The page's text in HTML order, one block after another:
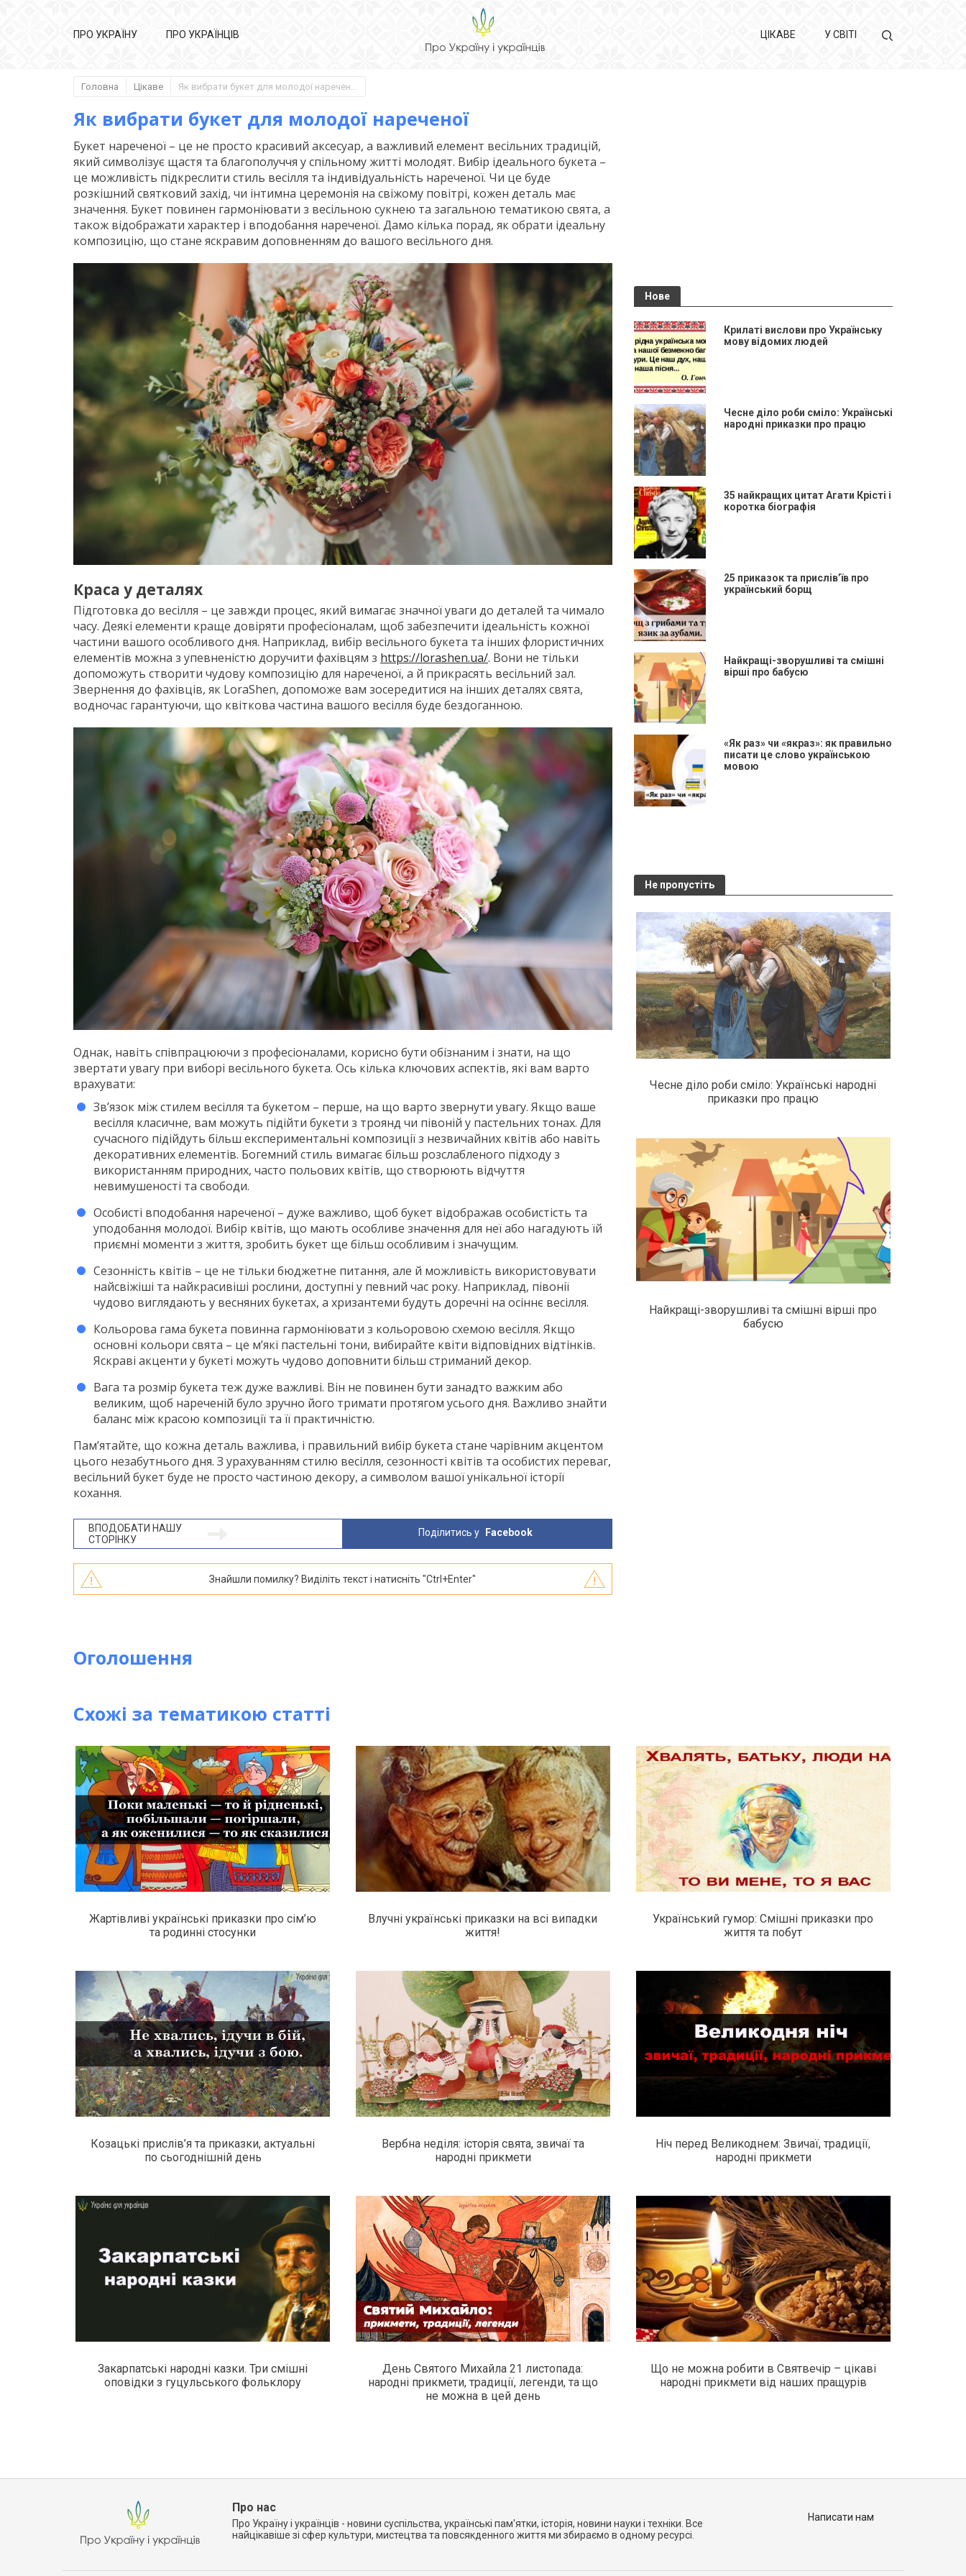
ПРО УКРАЇНУ ПРО УКРАЇНЦІВ ЦІКАВЕ У СВІТІ
Головна Цікаве Як вибрати букет для молодої нареченої
Як вибрати букет для молодої нареченої
Букет нареченої – це не просто красивий аксесуар, а важливий елемент весільних традицій,
який символізує щастя та благополуччя у спільному житті молодят. Вибір ідеального букета –
це можливість підкреслити стиль весілля та індивідуальність нареченої. Чи це буде
розкішний святковий захід, чи інтимна церемонія на свіжому повітрі, кожен деталь має
значення. Букет повинен гармоніювати з весільною сукнею та загальною тематикою свята, а
також відображати характер і вподобання нареченої. Дамо кілька порад, як обрати ідеальну
композицію, що стане яскравим доповненням до вашого весільного дня.
Краса у деталях
Підготовка до весілля – це завжди процес, який вимагає значної уваги до деталей та чимало
часу. Деякі елементи краще довіряти професіоналам, щоб забезпечити ідеальність кожної
частини вашого особливого дня. Наприклад, вибір весільного букета та інших флористичних
елементів можна з упевненістю доручити фахівцям з https://lorashen.ua/. Вони не тільки
допоможуть створити чудову композицію для нареченої, а й прикрасять весільний зал.
Звернення до фахівців, як LoraShen, допоможе вам зосередитися на інших деталях свята,
водночас гарантуючи, що квіткова частина вашого весілля буде бездоганною.
Однак, навіть співпрацюючи з професіоналами, корисно бути обізнаним і знати, на що
звертати увагу при виборі весільного букета. Ось кілька ключових аспектів, які вам варто
врахувати:
Зв’язок між стилем весілля та букетом – перше, на що варто звернути увагу. Якщо ваше
весілля класичне, вам можуть підійти букети з троянд чи півоній у пастельних тонах. Для
сучасного підійдуть більш експериментальні композиції з незвичайних квітів або навіть
декоративних елементів. Богемний стиль вимагає більш розслабленого підходу з
використанням природних, часто польових квітів, що створюють відчуття
невимушеності та свободи.
Особисті вподобання нареченої – дуже важливо, щоб букет відображав особистість та
уподобання молодої. Вибір квітів, що мають особливе значення для неї або нагадують їй
приємні моменти з життя, зробить букет ще більш особливим і значущим.
Сезонність квітів – це не тільки бюджетне питання, але й можливість використовувати
найсвіжіші та найкрасивіші рослини, доступні у певний час року. Наприклад, півонії
чудово виглядають у весняних букетах, а хризантеми будуть доречні на осіннє весілля.
Кольорова гама букета повинна гармоніювати з кольоровою схемою весілля. Якщо
основні кольори свята – це м’які пастельні тони, вибирайте квіти відповідних відтінків.
Яскраві акценти у букеті можуть чудово доповнити більш стриманий декор.
Вага та розмір букета теж дуже важливі. Він не повинен бути занадто важким або
великим, щоб нареченій було зручно його тримати протягом усього дня. Важливо знайти
баланс між красою композиції та її практичністю.
Пам’ятайте, що кожна деталь важлива, і правильний вибір букета стане чарівним акцентом
цього незабутнього дня. З урахуванням стилю весілля, сезонності квітів та особистих переваг,
весільний букет буде не просто частиною декору, а символом вашої унікальної історії
кохання.
ВПОДОБАТИ НАШУ
СТОРІНКУ
Поділитись у Facebook
Знайшли помилку? Виділіть текст і натисніть "Ctrl+Enter"
Оголошення
Нове
Крилаті вислови про Українську
мову відомих людей
Чесне діло роби сміло: Українські
народні приказки про працю
35 найкращих цитат Агати Крісті і
коротка біографія
25 приказок та прислів’їв про
український борщ
Найкращі-зворушливі та смішні
вірші про бабусю
«Як раз» чи «якраз»: як правильно
писати це слово українською
мовою
Не пропустіть
Чесне діло роби сміло: Українські народні
приказки про працю
Найкращі-зворушливі та смішні вірші про
бабусю
Схожі за тематикою статті
Жартівливі українські приказки про сім’ю
та родинні стосунки
Влучні українські приказки на всі випадки
життя!
Український гумор: Смішні приказки про
життя та побут
Козацькі прислів’я та приказки, актуальні
по сьогоднішній день
Вербна неділя: історія свята, звичаї та
народні прикмети
Ніч перед Великоднем: Звичаї, традиції,
народні прикмети
Закарпатські народні казки. Три смішні
оповідки з гуцульського фольклору
День Святого Михайла 21 листопада:
народні прикмети, традиції, легенди, та що
не можна в цей день
Що не можна робити в Святвечір – цікаві
народні прикмети від наших пращурів
Про нас
Про Україну і українців - новини суспільства, українські пам'ятки, історія, новини науки і техніки. Все
найцікавіше зі сфер культури, мистецтва та повсякденного життя ми збираємо в одному ресурсі.
Написати нам